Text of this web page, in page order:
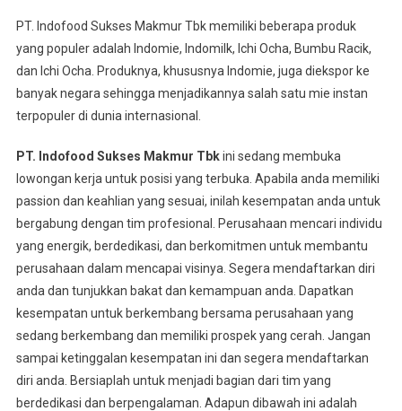
PT. Indofood Sukses Makmur Tbk memiliki beberapa produk
yang populer adalah Indomie, Indomilk, Ichi Ocha, Bumbu Racik,
dan Ichi Ocha. Produknya, khususnya Indomie, juga diekspor ke
banyak negara sehingga menjadikannya salah satu mie instan
terpopuler di dunia internasional.
PT. Indofood Sukses Makmur Tbkini sedang membuka
lowongan kerja untuk posisi yang terbuka. Apabila anda memiliki
passion dan keahlian yang sesuai, inilah kesempatan anda untuk
bergabung dengan tim profesional. Perusahaan mencari individu
yang energik, berdedikasi, dan berkomitmen untuk membantu
perusahaan dalam mencapai visinya. Segera mendaftarkan diri
anda dan tunjukkan bakat dan kemampuan anda. Dapatkan
kesempatan untuk berkembang bersama perusahaan yang
sedang berkembang dan memiliki prospek yang cerah. Jangan
sampai ketinggalan kesempatan ini dan segera mendaftarkan
diri anda. Bersiaplah untuk menjadi bagian dari tim yang
berdedikasi dan berpengalaman. Adapun dibawah ini adalah